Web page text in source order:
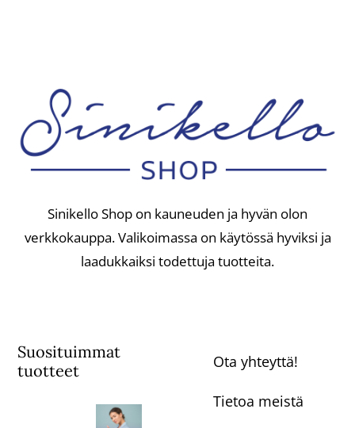
Sinikello Shop on kauneuden ja hyvän olon
verkkokauppa. Valikoimassa on käytössä hyviksi ja
laadukkaiksi todettuja tuotteita.
Suosituimmat
tuotteet
Ota yhteyttä!
Tietoa meistä